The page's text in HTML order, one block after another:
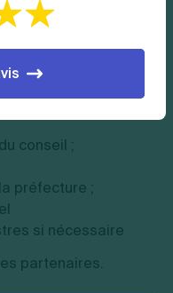
plan juridique et
;
(ou réunion
conseil ;
préfecture ;
si nécessaire
partenaires.